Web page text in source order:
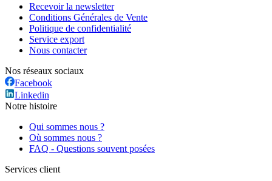
Recevoir la newsletter
Conditions Générales de Vente
Politique de confidentialité
Service export
Nous contacter
Nos réseaux sociaux
Facebook
Linkedin
Notre histoire
Qui sommes nous ?
Où sommes nous ?
FAQ - Questions souvent posées
Services client